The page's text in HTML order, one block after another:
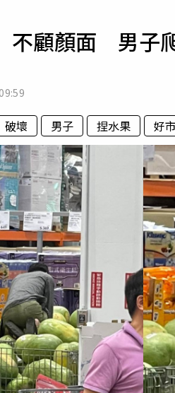
專欄
不顧顏面 男子
破壞 男子 捏水果 好